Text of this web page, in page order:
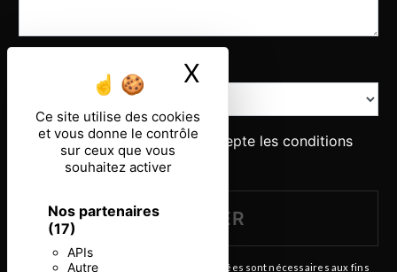
Ce site utilise des cookies
et vous donne le contrôle
sur ceux que vous
souhaitez activer
Nos partenaires
(17)
APIs
Autre
X
Combien font un plus sept
En cochant cette case, j'accepte les conditions
particulières ci-dessous **
ENVOYER
** Les données personnelles communiquées sont nécessaires aux fins